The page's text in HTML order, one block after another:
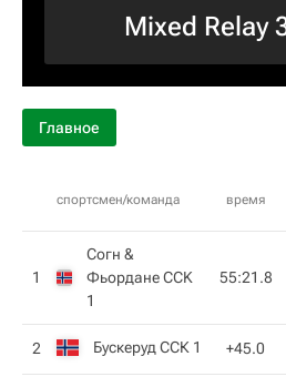
Mixed Relay
Главное
спортсмен/команда время
1
Согн &
Фьордане CCK
1
55:21.8
2 Бускеруд ССК 1 +45.0